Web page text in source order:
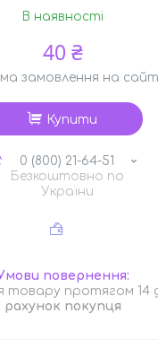
В наявності
40 ₴
замовлення на
Купити
0 (800) 21-64-51
Безкоштовно по
України
товару протягом 14
рахунок покупця